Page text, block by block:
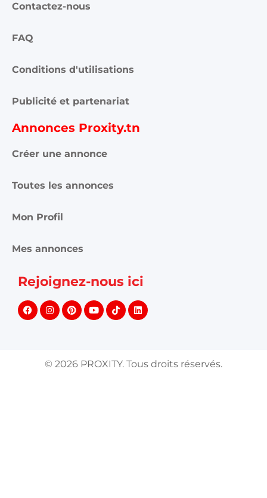
Contactez-nous
FAQ
Conditions d'utilisations
Publicité et partenariat
Annonces Proxity.tn
Créer une annonce
Toutes les annonces
Mon Profil
Mes annonces
Rejoignez-nous ici
© 2026 PROXITY. Tous droits réservés.